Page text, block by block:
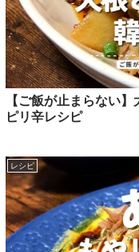
【ご飯が止まらない
ピリ辛レシピ
レシピ